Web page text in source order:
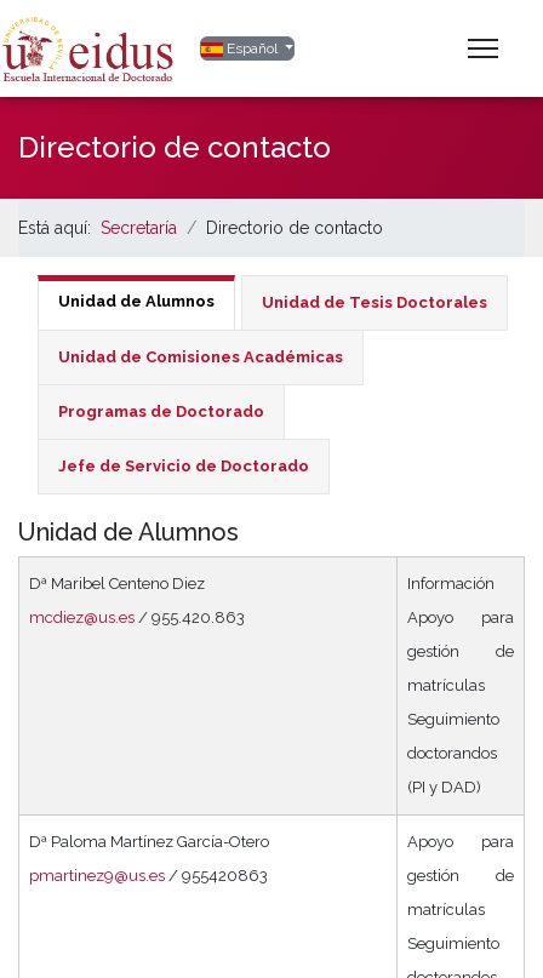
Seleccione su idioma
Español
Directorio de contacto
Está aquí: Secretaría Directorio de contacto
Unidad de Alumnos Unidad de Tesis Doctorales
Unidad de Comisiones Académicas
Programas de Doctorado
Jefe de Servicio de Doctorado
Unidad de Alumnos
Dª Maribel Centeno Diez
mcdiez@us.es / 955.420.863
Información
Apoyo para
gestión de
matrículas
Seguimiento
doctorandos
(PI y DAD)
Dª Paloma Martínez García-Otero
pmartinez9@us.es / 955420863
Apoyo para
gestión de
matrículas
Seguimiento